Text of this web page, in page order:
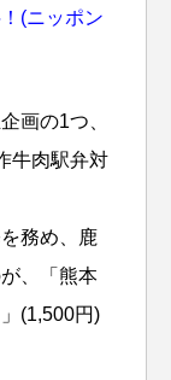
(ニッポン
画の1つ、
牛肉駅弁対
務め、鹿
、「熊本
(1,500円)